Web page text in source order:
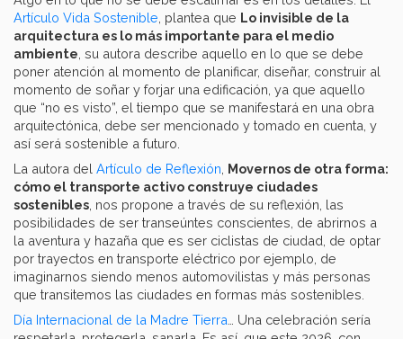
Artículo Vida Sostenible , plantea que Lo invisible de la
arquitectura es lo más importante para el medio
ambiente , su autora describe aquello en lo que se debe
poner atención al momento de planificar, diseñar, construir al
momento de soñar y forjar una edificación, ya que aquello
que “no es visto”, el tiempo que se manifestará en una obra
arquitectónica, debe ser mencionado y tomado en cuenta, y
así será sostenible a futuro.
La autora del Artículo de Reflexión Movernos de otra forma:
cómo el transporte activo construye ciudades
sostenibles , nos propone a través de su reflexión, las
posibilidades de ser transeúntes conscientes, de abrirnos a
la aventura y hazaña que es ser ciclistas de ciudad, de optar
por trayectos en transporte eléctrico por ejemplo, de
imaginarnos siendo menos automovilistas y más personas
que transitemos las ciudades en formas más sostenibles.
Día Internacional de la Madre Tierra … Una celebración sería